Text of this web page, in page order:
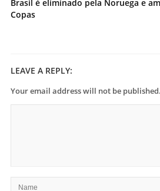
Brasil é eliminado pela Noruega e
Copas
LEAVE A REPLY:
Your email address will not be published.